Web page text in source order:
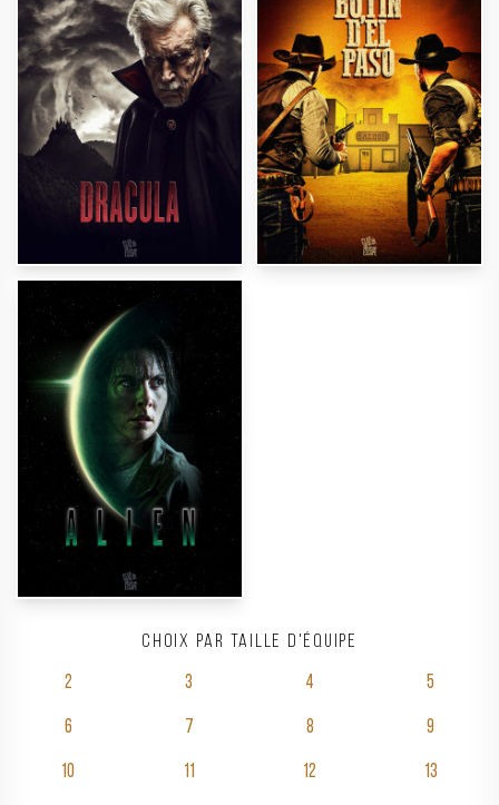
Choix par taille d'équipe
2 3 4 5
6 7 8 9
10 11 12 13